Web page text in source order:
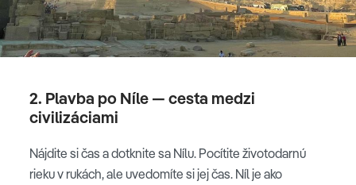
2. Plavba po Níle — cesta medzi
civilizáciami
Nájdite si čas a dotknite sa Nílu. Pocítite životodarnú
rieku v rukách, ale uvedomíte si jej čas. Níl je ako